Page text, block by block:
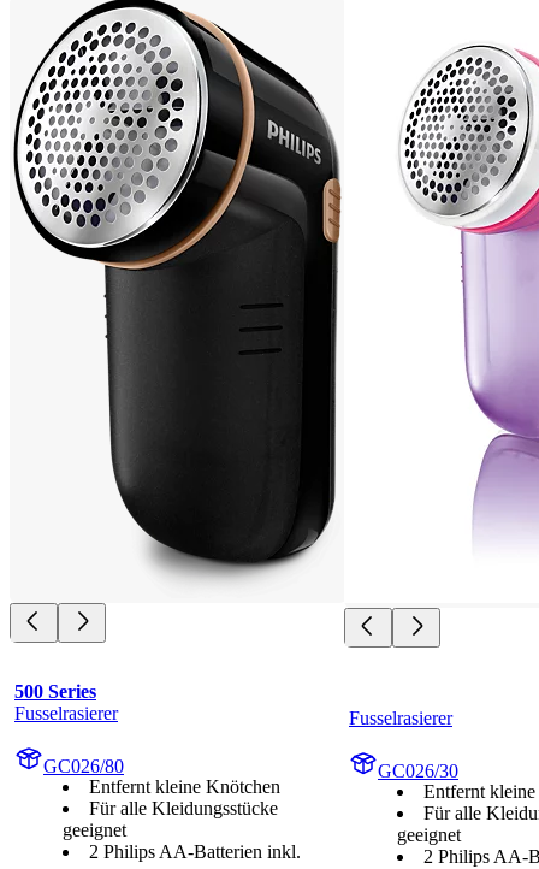
500 Series
Fusselrasierer
GC026/80
Entfernt kleine Knötchen
Für alle Kleidungsstücke
geeignet
2 Philips AA-Batterien inkl.
Fusselrasierer
GC026/30
Entfernt
Für alle
geeignet
2 Philips AA-